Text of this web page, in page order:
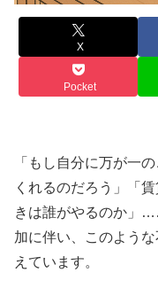
X
Pocket
「もし自分に万が一
くれるのだろう」「
きは誰がやるのか」
加に伴い、このよう
えています。